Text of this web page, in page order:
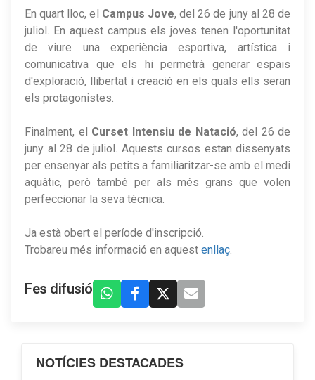
En quart lloc, el Campus Jove, del 26 de juny al 28 de
juliol. En aquest campus els joves tenen l'oportunitat
de viure una experiència esportiva, artística i
comunicativa que els hi permetrà generar espais
d'exploració, llibertat i creació en els quals ells seran
els protagonistes.
Finalment, el Curset Intensiu de Natació, del 26 de
juny al 28 de juliol. Aquests cursos estan dissenyats
per ensenyar als petits a familiaritzar-se amb el medi
aquàtic, però també per als més grans que volen
perfeccionar la seva tècnica.
Ja està obert el període d'inscripció.
Trobareu més informació en aquest enllaç
Fes difusió
NOTÍCIES DESTACADES